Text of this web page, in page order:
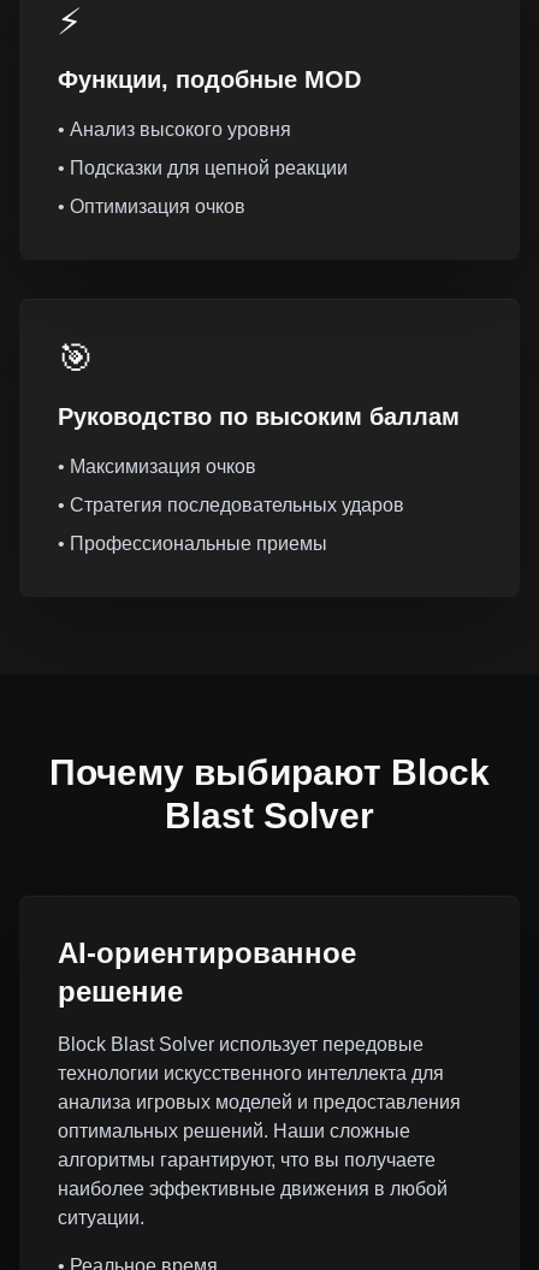
⚡️
Функции, подобные MOD
• Анализ высокого уровня
• Подсказки для цепной реакции
• Оптимизация очков
🎯
Руководство по высоким баллам
• Максимизация очков
• Стратегия последовательных ударов
• Профессиональные приемы
Почему выбирают Block
Blast Solver
AI-ориентированное
решение
Block Blast Solver использует передовые
технологии искусственного интеллекта для
анализа игровых моделей и предоставления
оптимальных решений. Наши сложные
алгоритмы гарантируют, что вы получаете
наиболее эффективные движения в любой
ситуации.
• Реальное время